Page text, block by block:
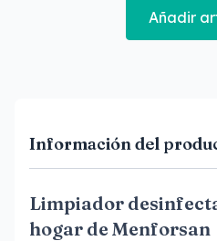
Añadir
Información del
Limpiador
hogar de Menforsan